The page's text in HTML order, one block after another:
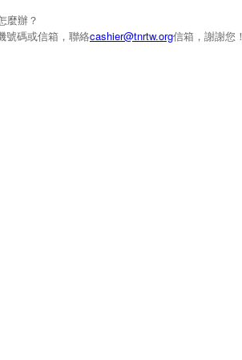
麼辦？
號碼或信箱，聯絡cashier@tnrtw.org信箱，謝謝您